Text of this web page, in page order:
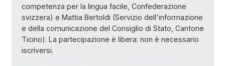
competenza per la lingua facile, Confederazione
svizzera) e Mattia Bertoldi (Servizio dell'informazione
e della comunicazione del Consiglio di Stato, Cantone
Ticino). La partecipazione è libera: non è necessario
iscriversi.